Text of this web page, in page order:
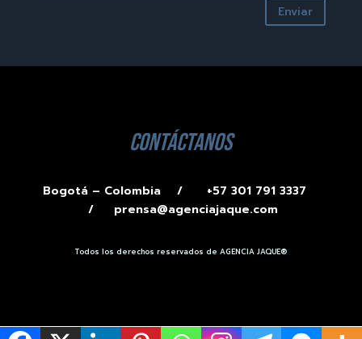
Enviar
contáctanos
Bogotá – Colombia /
+57 301 791 3337
/ prensa@agenciajaque.com
Todos los derechos reservados de AGENCIA JAQUE®